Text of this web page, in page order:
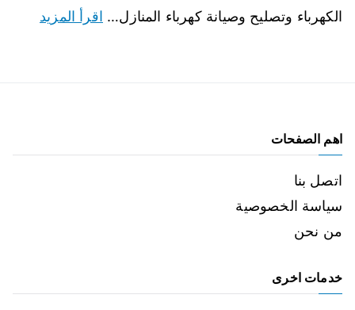
الكهرباء وتصليح وصيانة كهرباء المنازل… اقرأ المزيد
اهم الصفحات
اتصل بنا
سياسة الخصوصية
من نحن
خدمات اخرى